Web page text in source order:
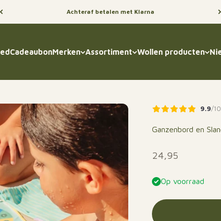
Achteraf betalen met Klarna
CadeaubonMerken Assortiment Wollen producten
9.9/
Ganzenbord en
Aanbiedingsprijs
24,95
Op voorraad